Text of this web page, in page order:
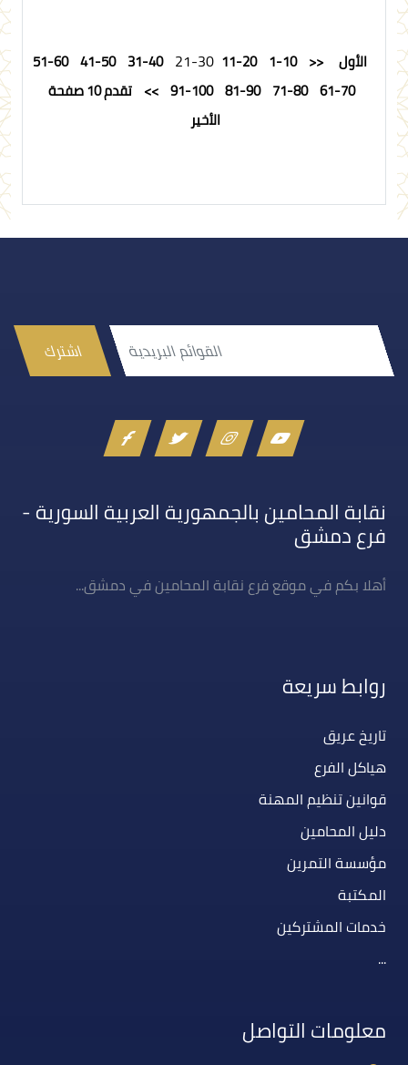
الأول <<
1-10
11-20
31-40
41-50
51-60
61-70
71-80
81-90
91-100
>> تقدم 10 صفحة
الأخير
اشترك
نقابة المحامين بالجمهورية العربية السورية -
فرع دمشق
أهلا بكم في موقع فرع نقابة المحامين في دمشق...
روابط سريعة
تاريخ عريق
هياكل الفرع
قوانين تنظيم المهنة
دليل المحامين
مؤسسة التمرين
المكتبة
خدمات المشتركين
...
معلومات التواصل